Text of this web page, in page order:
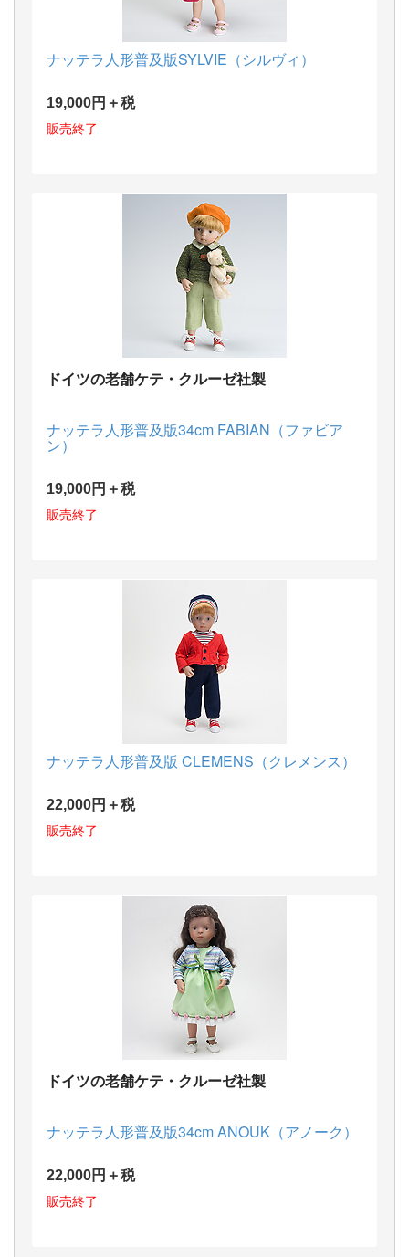
ナッテラ人形普及版SYLVIE（シルヴィ）
19,000円＋税
販売終了
ドイツの老舗ケテ・クルーゼ社製
ナッテラ人形普及版34cm FABIAN（ファビア
ン）
19,000円＋税
販売終了
ナッテラ人形普及版 CLEMENS（クレメンス）
22,000円＋税
販売終了
ドイツの老舗ケテ・クルーゼ社製
ナッテラ人形普及版34cm ANOUK（アノーク）
22,000円＋税
販売終了